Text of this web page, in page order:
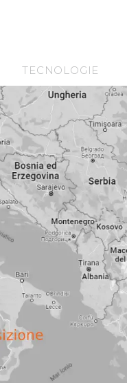
TECNOLOGIE